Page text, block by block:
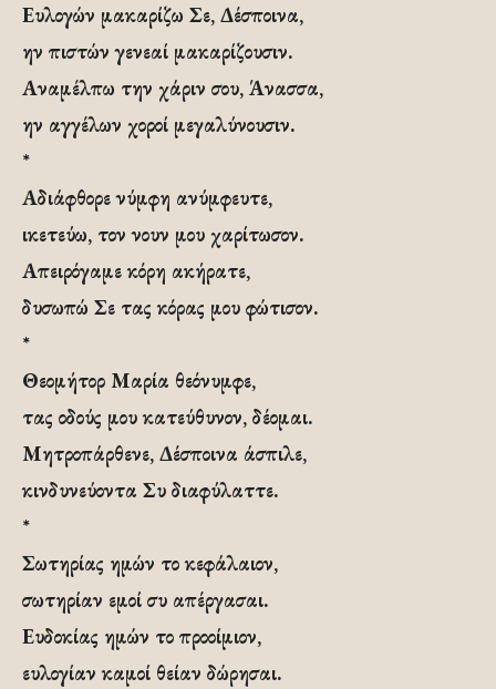
Ευλογών μακαρίζω Σε, Δέσποινα,
ην πιστών γενεαί μακαρίζουσιν.
Αναμέλπω την χάριν σου, Άνασσα,
ην αγγέλων χοροί μεγαλύνουσιν.
*
Αδιάφθορε νύμφη ανύμφευτε,
ικετεύω, τον νουν μου χαρίτωσον.
Απειρόγαμε κόρη ακήρατε,
δυσωπώ Σε τας κόρας μου φώτισον.
*
Θεομήτορ Μαρία θεόνυμφε,
τας οδούς μου κατεύθυνον, δέομαι.
Μητροπάρθενε, Δέσποινα άσπιλε,
κινδυνεύοντα Συ διαφύλαττε.
*
Σωτηρίας ημών το κεφάλαιον,
σωτηρίαν εμοί συ απέργασαι.
Ευδοκίας ημών το προοίμιον,
ευλογίαν καμοί θείαν δώρησαι.